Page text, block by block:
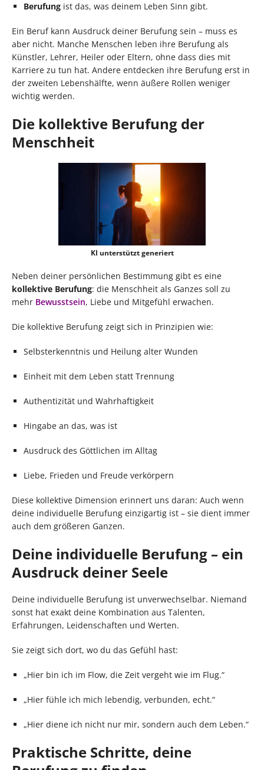
Berufung ist das, was deinem Leben Sinn gibt.
Ein Beruf kann Ausdruck deiner Berufung sein – muss es
aber nicht. Manche Menschen leben ihre Berufung als
Künstler, Lehrer, Heiler oder Eltern, ohne dass dies mit
Karriere zu tun hat. Andere entdecken ihre Berufung erst in
der zweiten Lebenshälfte, wenn äußere Rollen weniger
wichtig werden.
Die kollektive Berufung der
Menschheit
KI unterstützt generiert
Neben deiner persönlichen Bestimmung gibt es eine
kollektive Berufung: die Menschheit als Ganzes soll zu
mehr Bewusstsein, Liebe und Mitgefühl erwachen.
Die kollektive Berufung zeigt sich in Prinzipien wie:
Selbsterkenntnis und Heilung alter Wunden
Einheit mit dem Leben statt Trennung
Authentizität und Wahrhaftigkeit
Hingabe an das, was ist
Ausdruck des Göttlichen im Alltag
Liebe, Frieden und Freude verkörpern
Diese kollektive Dimension erinnert uns daran: Auch wenn
deine individuelle Berufung einzigartig ist – sie dient immer
auch dem größeren Ganzen.
Deine individuelle Berufung – ein
Ausdruck deiner Seele
Deine individuelle Berufung ist unverwechselbar. Niemand
sonst hat exakt deine Kombination aus Talenten,
Erfahrungen, Leidenschaften und Werten.
Sie zeigt sich dort, wo du das Gefühl hast:
„Hier bin ich im Flow, die Zeit vergeht wie im Flug.“
„Hier fühle ich mich lebendig, verbunden, echt.“
„Hier diene ich nicht nur mir, sondern auch dem Leben.“
Praktische Schritte, deine